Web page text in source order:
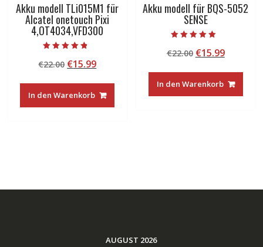
Akku modell TLi015M1 für
Alcatel onetouch Pixi
4,OT4034,VFD300
4.50
von 5
€22.00 Ursprünglicher
war:
€22.00
€15.99Aktueller
ist:
€15.99.
In den Warenkorb
Akku modell für BQS-5052
SENSE
5.00
von 5
€22.00 Ursprünglicher
war:
€22.00
€15.99
ist:
€15.99.
In den Warenkorb
AUGUST 2026